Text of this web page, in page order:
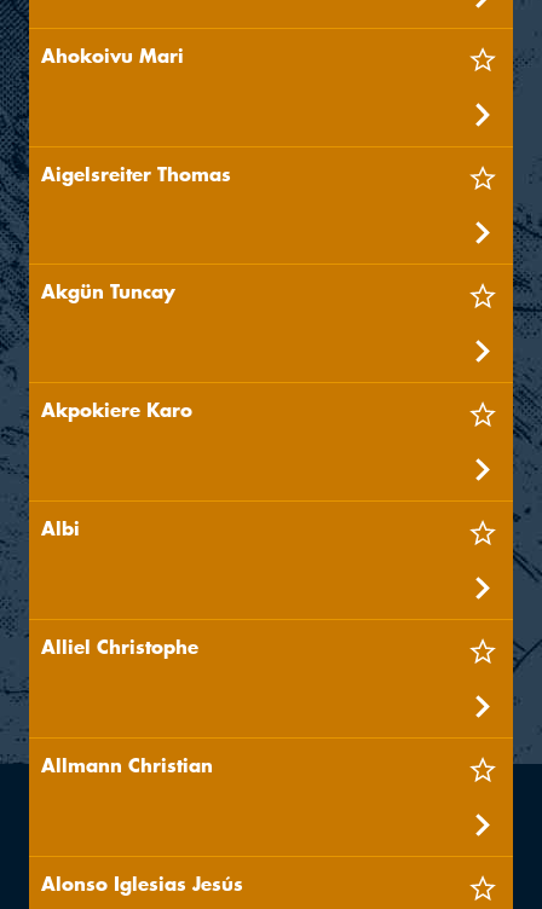
Ahokoivu Mari
Aigelsreiter Thomas
Akgün Tuncay
Akpokiere Karo
Albi
Alliel Christophe
Allmann Christian
Alonso Iglesias Jesús